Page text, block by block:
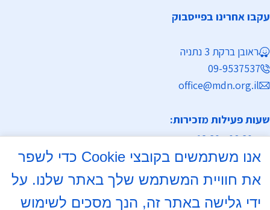
עקבו אחרינו בפייסבוק
ראובן ברקת 3 נתניה
09-9537537
office@mdn.org.il
שעות פעילות מזכירות:
א-ה 08:30 - 12:30
א, ד 16:00- 18:00
אנו משתמשים בקובצי Cookie כדי לשפר
את חוויית המשתמש שלך באתר שלנו. על
ידי גלישה באתר זה, הנך מסכים לשימוש